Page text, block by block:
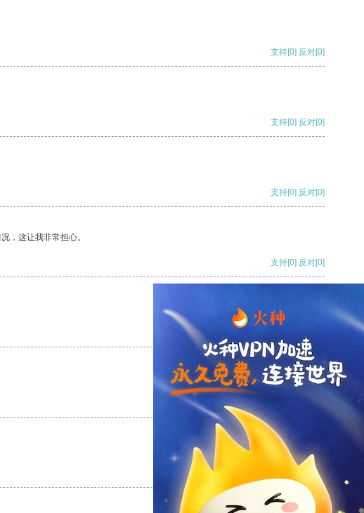
支持[0] 反对[0]
支持[0] 反对[0]
支持[0] 反对[0]
，这让我非常担心。
支持[0] 反对[0]
反对
反对[0]